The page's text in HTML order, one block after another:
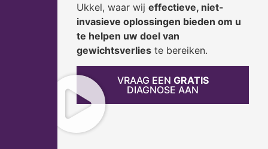
Ukkel, waar wij effectieve, niet-
invasieve oplossingen bieden om u
te helpen uw doel van
gewichtsverlies te bereiken.
VRAAG EEN GRATIS
DIAGNOSE AAN